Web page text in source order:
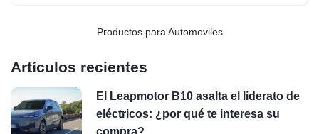
Productos para Automoviles
Artículos recientes
El Leapmotor B10 asalta el liderato de
eléctricos: ¿por qué te interesa su
compra?